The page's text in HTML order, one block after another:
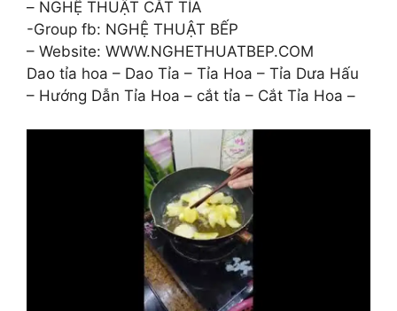
– NGHỆ THUẬT CẮT TỈA
-Group fb: NGHỆ THUẬT BẾP
– Website: WWW.NGHETHUATBEP.COM
Dao tỉa hoa – Dao Tỉa – Tỉa Hoa – Tỉa Dưa Hấu
– Hướng Dẫn Tỉa Hoa – cắt tỉa – Cắt Tỉa Hoa –